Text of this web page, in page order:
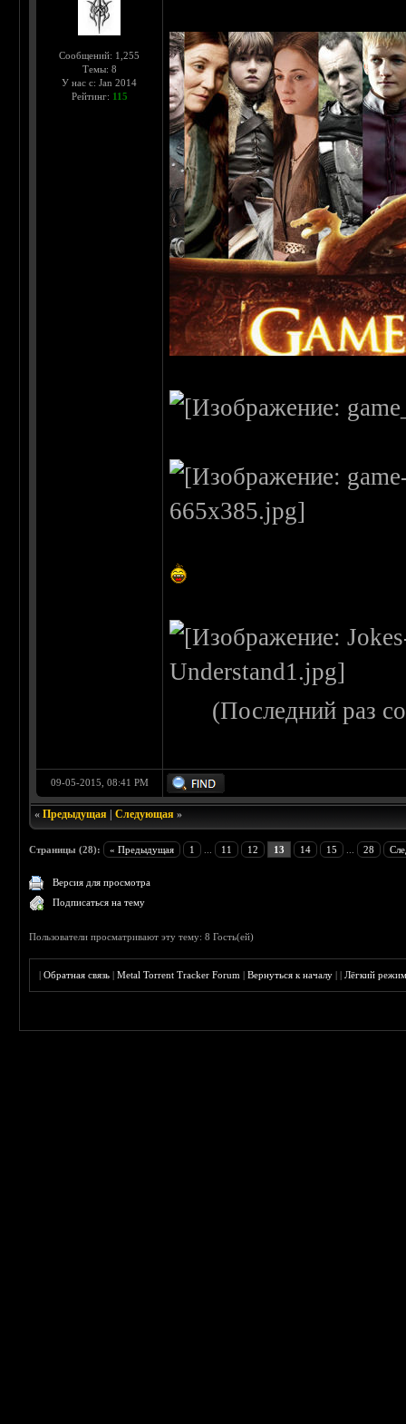
Сообщений: 1,255
Темы: 8
У нас с: Jan 2014
Рейтинг: 115
(Последний раз
09-05-2015, 08:41 PM
«Предыдущая |Следующая »
Страницы (28): « Предыдущая 1 11 12 13 14 15 28
Версия для просмотра
Подписаться на тему
Пользователи просматривают эту тему: 8 Гость(ей)
|Обратная связь |Metal Torrent Tracker Forum |Вернуться к началу ||Лёгкий